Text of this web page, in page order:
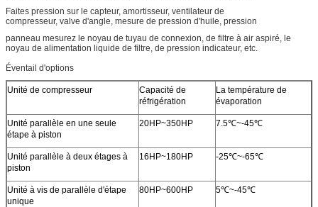
Faites pression sur le capteur, amortisseur, ventilateur de
compresseur, valve d'angle, mesure de pression d'huile, pression
panneau mesurez le noyau de tuyau de connexion, de filtre à air aspiré, le
noyau de alimentation liquide de filtre, de pression indicateur, etc.
Éventail d'options
Unité de compresseur
Capacité de
réfrigération
La température de
évaporation
Unité parallèle en une seule
étape à piston
20HP~350HP 7.5℃~-45℃
Unité parallèle à deux étages à
piston
16HP~180HP -25℃~-65℃
Unité à vis de parallèle d'étape
unique
80HP~600HP 5℃~-45℃